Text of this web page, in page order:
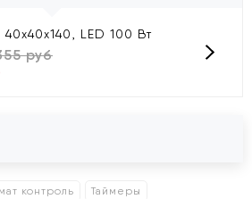
LED 100 Вт
руб
контроль Таймеры